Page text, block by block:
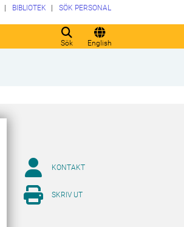
Sök English
BIBLIOTEK SÖK PERSONAL
KONTAKT
SKRIV UT